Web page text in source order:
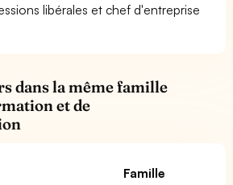
libérales et chef d'entreprise
dans la même famille
et de
Famille